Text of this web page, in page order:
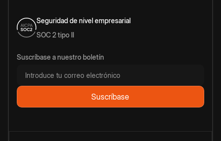
Seguridad de nivel empresarial
SOC 2 tipo II
Suscríbase a nuestro boletín